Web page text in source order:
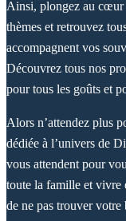
Ainsi, plongez au cœur
thèmes et retrouvez
accompagnent vos
Découvrez tous nos
pour tous les goûts et
Alors n’attendez plus
dédiée à l’univers de
vous attendent pour
toute la famille et vivre
de ne pas trouver votre